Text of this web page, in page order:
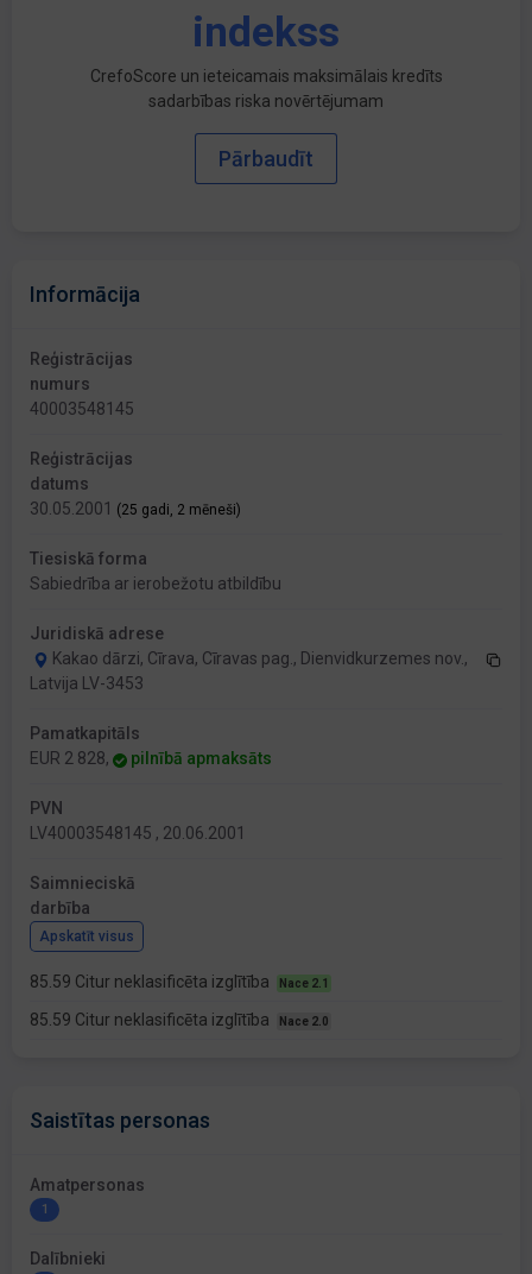
indekss
CrefoScore un ieteicamais maksimālais kredīts
sadarbības riska novērtējumam
Pārbaudīt
Informācija
Reģistrācijas
numurs
40003548145
Reģistrācijas
datums
30.05.2001 (25 gadi, 2 mēneši)
Tiesiskā forma
Sabiedrība ar ierobežotu atbildību
Juridiskā adrese
Kakao dārzi, Cīrava, Cīravas pag., Dienvidkurzemes nov.,
Latvija LV-3453
Pamatkapitāls
EUR 2 828,
pilnībā apmaksāts
PVN
LV40003548145 , 20.06.2001
Saimnieciskā
darbība
Apskatīt visus
85.59 Citur neklasificēta izglītība Nace 2.1
85.59 Citur neklasificēta izglītība Nace 2.0
Saistītas personas
Amatpersonas
1
Dalībnieki